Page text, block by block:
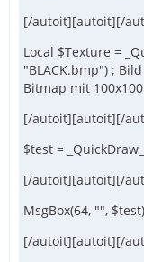
[/autoit][autoit][/
Local $Texture =
"BLACK.bmp") ;
Bitmap mit
[/autoit][autoit][/
$test =
[/autoit][autoit][/
MsgBox(64, "",
[/autoit][autoit][/